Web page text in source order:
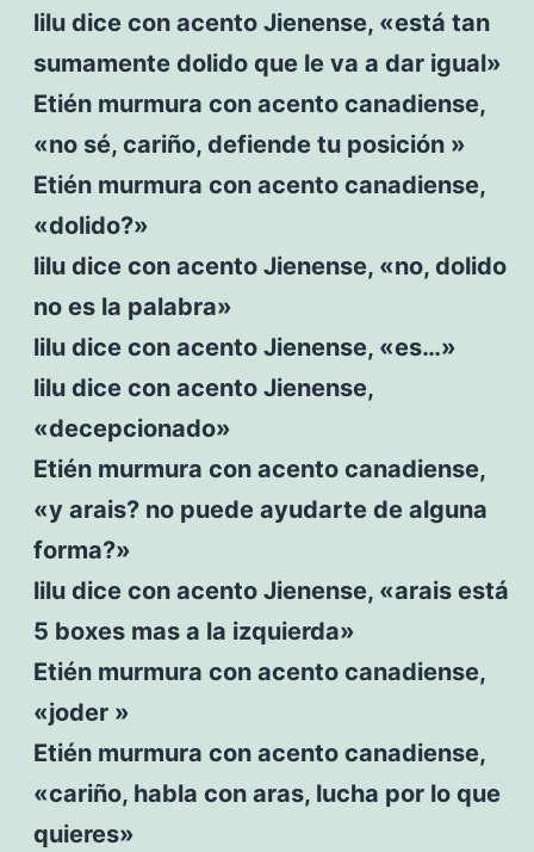
lilu dice con acento Jienense, «está tan
sumamente dolido que le va a dar igual»
Etién murmura con acento canadiense,
«no sé, cariño, defiende tu posición »
Etién murmura con acento canadiense,
«dolido?»
lilu dice con acento Jienense, «no, dolido
no es la palabra»
lilu dice con acento Jienense, «es…»
lilu dice con acento Jienense,
«decepcionado»
Etién murmura con acento canadiense,
«y arais? no puede ayudarte de alguna
forma?»
lilu dice con acento Jienense, «arais está
5 boxes mas a la izquierda»
Etién murmura con acento canadiense,
«joder »
Etién murmura con acento canadiense,
«cariño, habla con aras, lucha por lo que
quieres»